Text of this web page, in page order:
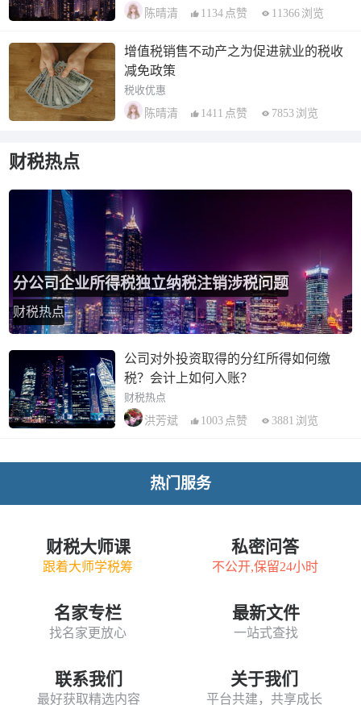
陈晴清
1134 点赞 11366 浏览
增值税销售不动产之为促进就业的税收
减免政策
税收优惠
陈晴清
1411 点赞 7853 浏览
财税热点
分公司企业所得税独立纳税注销涉税问题
财税热点
公司对外投资取得的分红所得如何缴
税？会计上如何入账？
财税热点
洪芳斌
1003 点赞 3881 浏览
热门服务
财税大师课
跟着大师学税筹
私密问答
不公开,保留24小时
名家专栏
找名家更放心
最新文件
一站式查找
联系我们
最好获取精选内容
关于我们
平台共建，共享成长